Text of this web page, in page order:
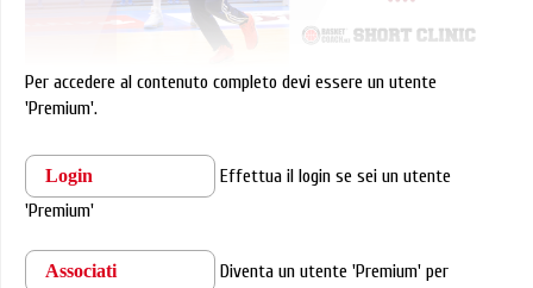
Per accedere al contenuto completo devi essere un utente
'Premium'.
Login
Effettua il login se sei un utente
'Premium'
Associati Diventa un utente 'Premium' per